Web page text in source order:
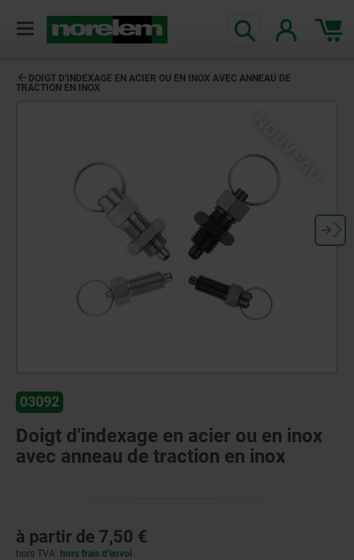
DOIGT D'INDEXAGE EN ACIER OU EN INOX AVEC ANNEAU DE
TRACTION EN INOX
NOUVEAU
03092
Doigt d'indexage en acier ou en inox
avec anneau de traction en inox
à partir de 7,50 €
hors TVA hors frais d’envoi